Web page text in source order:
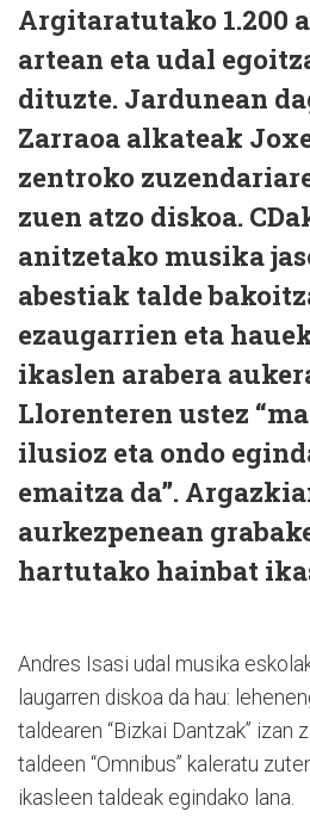
Argitaratutako 1.200
artean eta udal
dituzte. Jardunean
Zarraoa alkateak
zentroko
zuen atzo diskoa.
anitzetako musika
abestiak talde
ezaugarrien eta
ikaslen arabera
Llorenteren ustez
ilusioz eta ondo
emaitza da”.
aurkezpenean
hartutako hainbat
Andres Isasi udal musika
laugarren diskoa da hau:
taldearen “Bizkai Dantzak” izan
taldeen “Omnibus” kaleratu
ikasleen taldeak egindako lana.